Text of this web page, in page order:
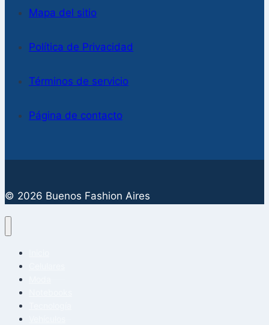
Mapa del sitio
Política de Privacidad
Términos de servicio
Página de contacto
© 2026 Buenos Fashion Aires